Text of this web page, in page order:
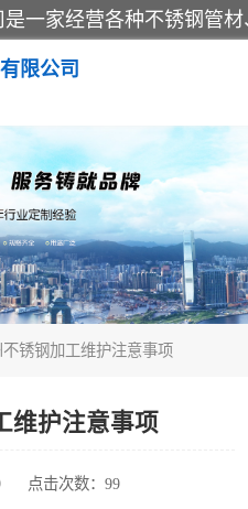
限公司
不锈钢加工维护注意事项
维护注意事项
点击次数：99